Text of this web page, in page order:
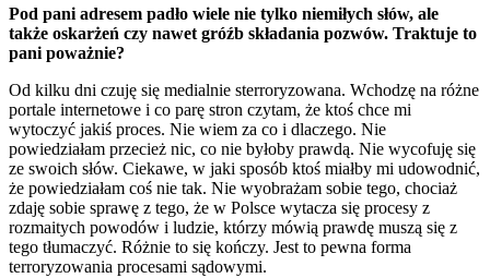
Pod pani adresem padło wiele nie tylko niemiłych słów, ale
także oskarżeń czy nawet gróźb składania pozwów. Traktuje to
pani poważnie?
Od kilku dni czuję się medialnie sterroryzowana. Wchodzę na różne
portale internetowe i co parę stron czytam, że ktoś chce mi
wytoczyć jakiś proces. Nie wiem za co i dlaczego. Nie
powiedziałam przecież nic, co nie byłoby prawdą. Nie wycofuję się
ze swoich słów. Ciekawe, w jaki sposób ktoś miałby mi udowodnić,
że powiedziałam coś nie tak. Nie wyobrażam sobie tego, chociaż
zdaję sobie sprawę z tego, że w Polsce wytacza się procesy z
rozmaitych powodów i ludzie, którzy mówią prawdę muszą się z
tego tłumaczyć. Różnie to się kończy. Jest to pewna forma
terroryzowania procesami sądowymi.